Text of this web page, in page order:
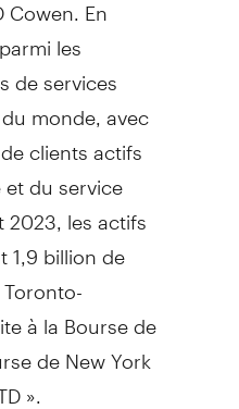
les
de services
monde, avec
clients actifs
du service
2023, les actifs
1,9 billion de
à la Bourse de
deNew York
».